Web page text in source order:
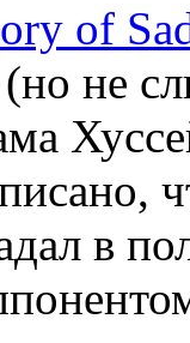
of
не
в